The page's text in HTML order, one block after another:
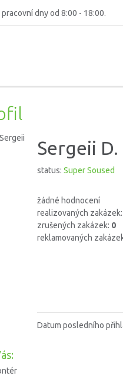
pracovní dny od 8:00 - 18:00.
Sergeii D.
status: Super Soused
žádné hodnocení
realizovaných zakázek:
zrušených zakázek: 0
reklamovaných
Datum posledního